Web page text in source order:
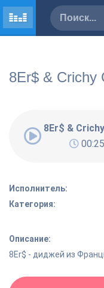
8Er$ & Crichy
8Er$ &
00:25
Исполнитель:
Категория:
Описание:
8Er$ - диджей из